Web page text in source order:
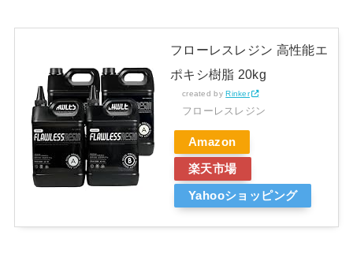
フローレスレジン 高性能エ
ポキシ樹脂 20kg
created byRinker
フローレスレジン
Amazon
楽天市場
Yahooショッピング